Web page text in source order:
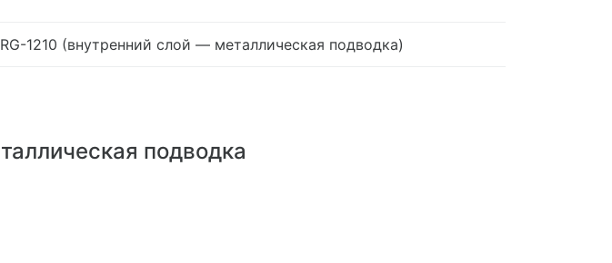
1210 (внутренний слой — металлическая подводка)
подводка